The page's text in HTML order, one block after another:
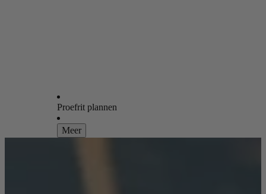
Proefrit plannen
Meer